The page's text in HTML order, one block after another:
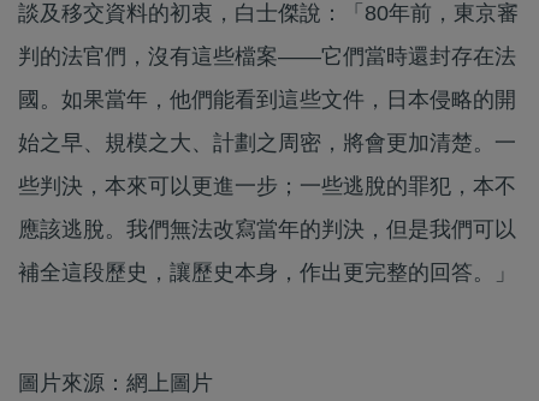
談及移交資料的初衷，白士傑說：「80年前，東京審
判的法官們，沒有這些檔案——它們當時還封存在法
國。如果當年，他們能看到這些文件，日本侵略的開
始之早、規模之大、計劃之周密，將會更加清楚。一
些判決，本來可以更進一步；一些逃脫的罪犯，本不
應該逃脫。我們無法改寫當年的判決，但是我們可以
補全這段歷史，讓歷史本身，作出更完整的回答。」
圖片來源：網上圖片